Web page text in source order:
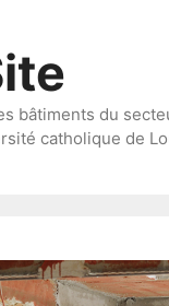
bâtiments du
catholique de